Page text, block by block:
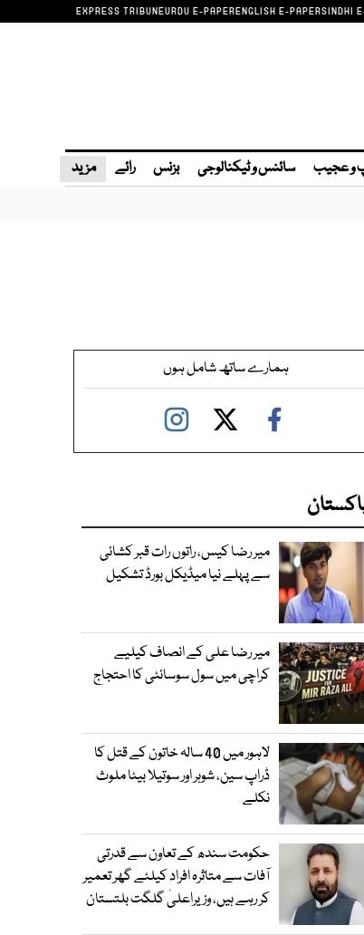
EXPRESS TRIBUNEURDU E-PAPERENGLISH E-PAPERSINDHI
و عجیب سائنس و ٹیکنالوجی بزنس رائے مزید
ہمارے ساتھ شامل ہوں
میر رضا کیس، راتوں رات قبر کشائی
سے پہلے نیا میڈیکل بورڈ تشکیل
میر رضا علی کے انصاف کیلیے
کراچی میں سول سوسائٹی کا احتجاج
لاہور میں 40 سالہ خاتون کے قتل کا
ڈراپ سین، شوہر اور سوتیلا بیٹا ملوث
نکلے
حکومت سندھ کے تعاون سے قدرتی
آفات سے متاثرہ افراد کیلئے گھر تعمیر
کر رہے ہیں، وزیراعلیٰ گلگت بلتستان